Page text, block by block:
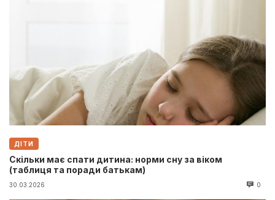
ДІТИ
Скільки має спати дитина: норми сну за віком
(таблиця та поради батькам)
30.03.2026 0